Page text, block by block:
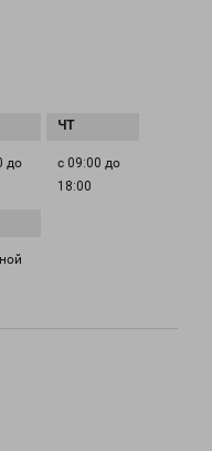
до
с 09:00 до
18:00